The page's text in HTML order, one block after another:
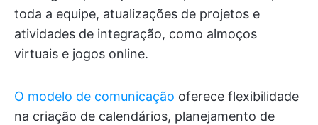
toda a equipe, atualizações de projetos e
atividades de integração, como almoços
virtuais e jogos online.
O modelo de comunicação oferece flexibilidade
na criação de calendários, planejamento de